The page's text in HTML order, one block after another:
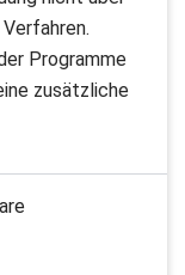
Programme
zusätzliche